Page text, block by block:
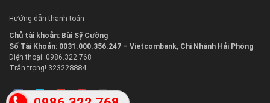
Hướng dẫn thanh toán
Chủ tài khoản: Bùi Sỹ Cường
Số Tài Khoản: 0031.000.356.247 – Vietcombank, Chi Nhánh Hải Phòng
Điện thoại: 0986.322.768
Trân trọng! 323228884